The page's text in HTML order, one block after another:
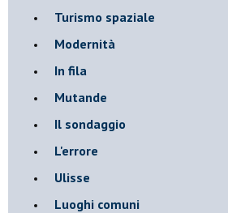
Turismo spaziale
Modernità
In fila
Mutande
Il sondaggio
L'errore
Ulisse
Luoghi comuni